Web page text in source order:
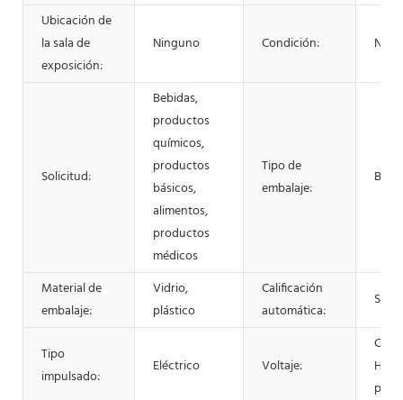
Ubicación de
la sala de
exposición:
Ninguno Condición:
Solicitud:
Bebidas,
productos
químicos,
productos
básicos,
alimentos,
productos
médicos
Tipo de
embalaje:
Material de
embalaje:
Vidrio,
plástico
Calificación
automática:
Tipo
impulsado:
Eléctrico Voltaje:
CA
Hz